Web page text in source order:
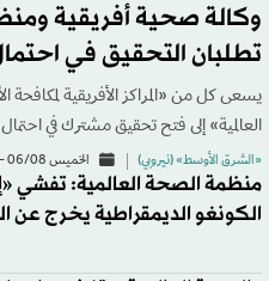
وكالة صحية أفريقية
تطلبان التحقيق في
يسعى كل من «المراكز الأفريقية
العالمية» إلى فتح تحقيق مشترك في
«الشرق الأوسط» (نيروبي) الخميس 06/08 - 19:12
منظمة الصحة العالمية: تفشي
الكونغو الديمقراطية يخرج عن